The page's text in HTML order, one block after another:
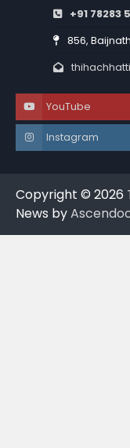
+91 78283
856,
YouTube
Instagram
Copyright © 2026
News by